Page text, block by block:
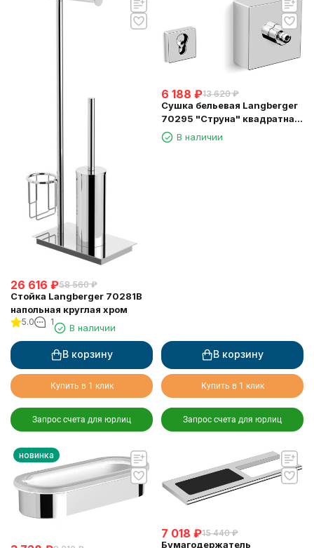
26 616 ₽58 560 ₽
Стойка Langberger 70281B
напольная круглая хром
5.0 1
В наличии
В корзину
Купить в 1 клик
Запрос счета для юрлиц
6 188 ₽13 620 ₽
Сушка бельевая Langberger
70295 "Струна" квадратная
длина 2,5м.
В наличии
В корзину
Купить в 1 клик
Запрос счета для юрлиц
новинка
7 018 ₽15 440 ₽
Бумагодержатель